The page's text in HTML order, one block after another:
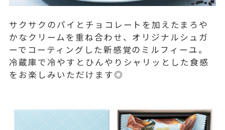
サクサクのパイとチョコレートを加えたまろや
かなクリームを重ね合わせ、オリジナルシュガ
ーでコーティングした新感覚のミルフィーユ。
冷蔵庫で冷やすとひんやりシャリッとした食感
をお楽しみいただけます◎